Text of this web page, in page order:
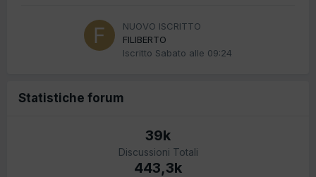
NUOVO ISCRITTO
FILIBERTO
Iscritto Sabato alle 09:24
Statistiche forum
39k
Discussioni Totali
443,3k